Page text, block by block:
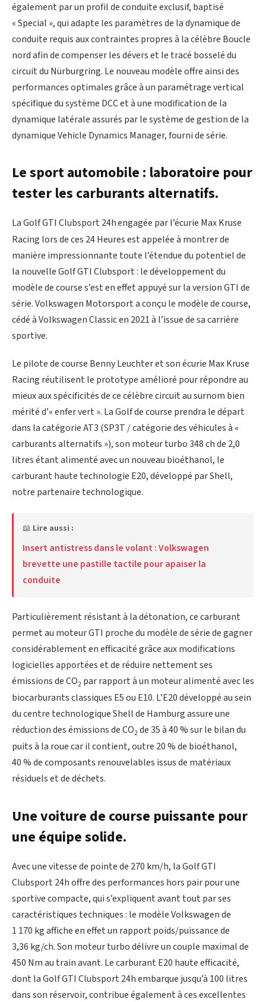
également par un profil de conduite exclusif, baptisé
« Special », qui adapte les paramètres de la dynamique de
conduite requis aux contraintes propres à la célèbre Boucle
nord afin de compenser les dévers et le tracé bosselé du
circuit du Nürburgring. Le nouveau modèle offre ainsi des
performances optimales grâce à un paramétrage vertical
spécifique du système DCC et à une modification de la
dynamique latérale assurés par le système de gestion de la
dynamique Vehicle Dynamics Manager, fourni de série.
Le sport automobile : laboratoire pour
tester les carburants alternatifs.
La Golf GTI Clubsport 24hengagée par l’écurie Max Kruse
Racing lors de ces 24 Heures est appelée à montrer de
manière impressionnante toute l’étendue du potentiel de
la nouvelle Golf GTI Clubsport : le développement du
modèle de course s’est en effet appuyé sur la version GTI de
série. Volkswagen Motorsport a conçu le modèle de course,
cédé à Volkswagen Classic en 2021 à l’issue de sa carrière
sportive.
Le pilote de course Benny Leuchter et son écurie Max Kruse
Racing réutilisent le prototype amélioré pour répondre au
mieux aux spécificités de ce célèbre circuit au surnom bien
mérité d’« enfer vert ». La Golf de course prendra le départ
dans la catégorie AT3 (SP3T / catégorie des véhicules à «
carburants alternatifs »), son moteur turbo 348 ch de 2,0
litres étant alimenté avec un nouveau bioéthanol, le
carburant haute technologie E20, développé par Shell,
notre partenaire technologique.
📖 Lire aussi :
Insert antistress dans le volant : Volkswagen
brevette une pastille tactile pour apaiser la
conduite
Particulièrement résistant à la détonation, ce carburant
permet au moteur GTI proche du modèle de série de gagner
considérablement en efficacité grâce aux modifications
logicielles apportées et de réduire nettement ses
émissions de CO2 par rapport à un moteur alimenté avec les
biocarburants classiques E5 ou E10. L’E20 développé au sein
du centre technologique Shell de Hamburg assure une
réduction des émissions de CO2 de 35 à 40 % sur le bilan du
puits à la roue car il contient, outre 20 % de bioéthanol,
40 % de composants renouvelables issus de matériaux
résiduels et de déchets.
Une voiture de course puissante pour
une équipe solide.
Avec une vitesse de pointe de 270 km/h, la Golf GTI
Clubsport 24h offre des performances hors pair pour une
sportive compacte, qui s’expliquent avant tout par ses
caractéristiques techniques : le modèle Volkswagen de
1 170 kg affiche en effet un rapport poids/puissance de
3,36 kg/ch. Son moteur turbo délivre un couple maximal de
450 Nm au train avant. Le carburant E20 haute efficacité,
dont la Golf GTI Clubsport 24h embarque jusqu’à 100 litres
dans son réservoir, contribue également à ces excellentes